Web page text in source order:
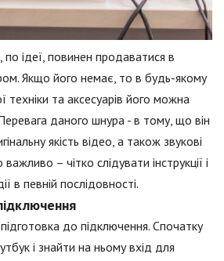
ідеї, повинен продаватися в
Якщо його немає, то в будь-якому
техніки та аксесуарів його можна
даного шнура - в тому, що він
якість відео, а також звукові
– чітко слідувати інструкції і
в певній послідовності.
до підключення. Спочатку
і знайти на ньому вхід для